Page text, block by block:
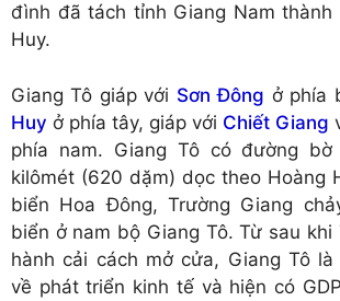
đình đã tách tỉnh Giang Nam thành
Huy.
Giang Tô giáp với Sơn Đông ở phía
Huy ở phía tây, giáp với Chiết Giang
phía nam. Giang Tô có đường
kilômét (620 dặm) dọc theo Hoàng
biển Hoa Đông, Trường Giang
biển ở nam bộ Giang Tô. Từ sau khi
hành cải cách mở cửa, Giang Tô
về phát triển kinh tế và hiện có